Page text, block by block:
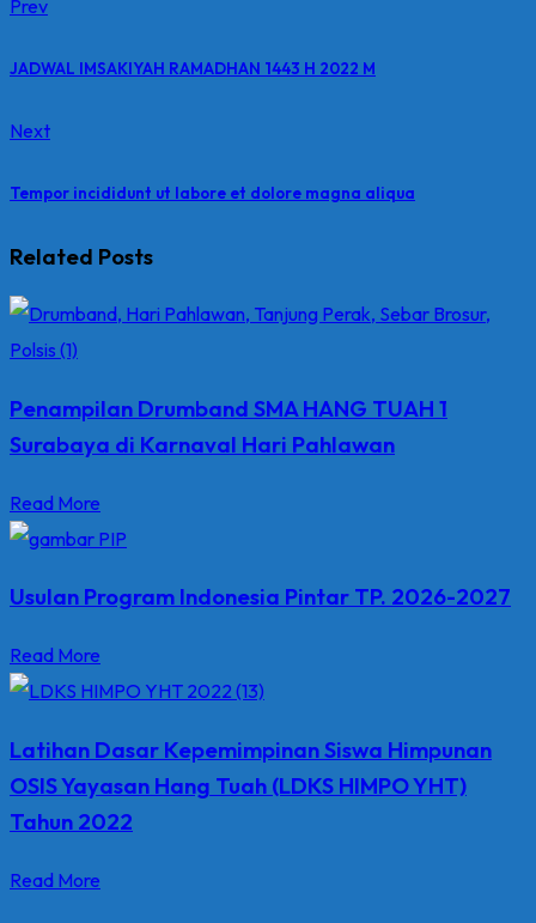
Prev
JADWAL IMSAKIYAH RAMADHAN 1443 H 2022 M
Next
Tempor incididunt ut labore et dolore magna aliqua
Related Posts
Penampilan Drumband SMA HANG TUAH 1
Surabaya di Karnaval Hari Pahlawan
Read More
Usulan Program Indonesia Pintar TP. 2026-2027
Read More
Latihan Dasar Kepemimpinan Siswa Himpunan
OSIS Yayasan Hang Tuah (LDKS HIMPO YHT)
Tahun 2022
Read More